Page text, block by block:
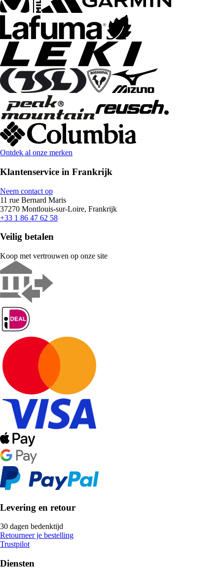
Ontdek al onze merken
Klantenservice in Frankrijk
Neem contact op
11 rue Bernard Maris
37270 Montlouis-sur-Loire, Frankrijk
+33 1 86 47 62 58
Veilig betalen
Koop met vertrouwen op onze site
Levering en retour
30 dagen bedenktijd
Retourneer je bestelling
Trustpilot
Diensten